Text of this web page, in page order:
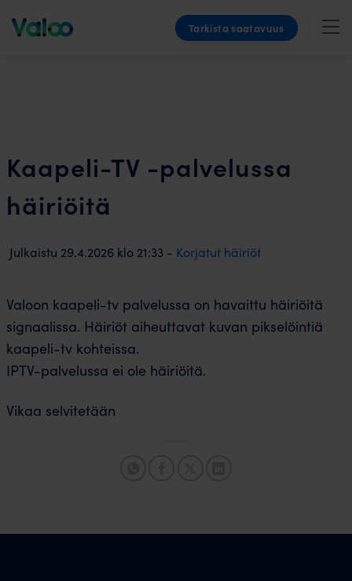
Tarkista saatavuus
Kaapeli-TV -palvelussa
häiriöitä
Julkaistu 29.4.2026 klo 21:33 - Korjatut häiriöt
Valoon kaapeli-tv palvelussa on havaittu häiriöitä
signaalissa. Häiriöt aiheuttavat kuvan pikselöintiä
kaapeli-tv kohteissa.
IPTV-palvelussa ei ole häiriöitä.
Vikaa selvitetään